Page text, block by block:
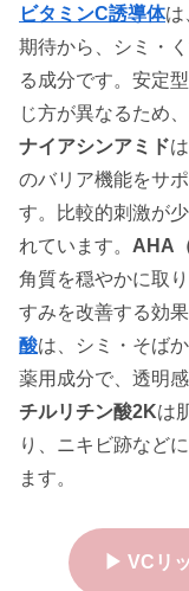
ビタミンC誘導体は
期待から、シミ・
る成分です。安定
じ方が異なるため
ナイアシンアミド
のバリア機能をサ
す。比較的刺激が
れています。 AHA
角質を穏やかに取
すみを改善する効
酸は、シミ・そば
薬用成分で、透明
チルリチン酸2Kは
り、ニキビ跡など
ます。
▶ VCリ